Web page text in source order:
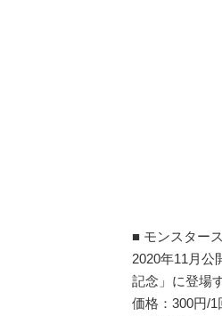
■ モンスター
2020年11月公
記念」に登場
価格：300円/1